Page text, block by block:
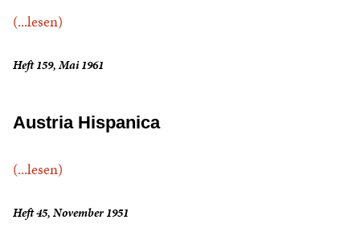
(...lesen)
Heft 159, Mai 1961
Austria Hispanica
(...lesen)
Heft 45, November 1951